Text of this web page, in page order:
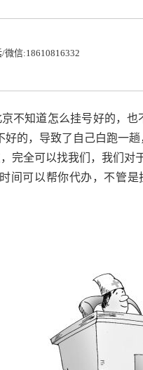
/微信:18610816332
不知道怎么挂号好的，
的，导致了自己白跑一
完全可以找我们，我们对
间可以帮你代办，不管